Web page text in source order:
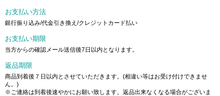
お支払い方法
銀行振り込み/代金引き換え/クレジットカード払い
お支払い期限
当方からの確認メール送信後7日以内となります。
返品期限
商品到着後７日以内とさせていただきます。(相違い等はお受け付けできませ
ん。)
※ご連絡は到着後速やかにお願い致します。返品出来なくなる場合がございま